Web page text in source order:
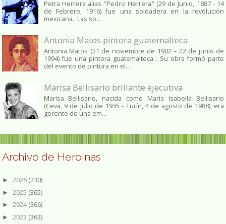
Petra Herrera alias "Pedro Herrera" (29 de Junio, 1887 - 14
de Febrero, 1916) fue una soldadera en la revolución
mexicana. Las so...
Antonia Matos pintora guatemalteca
Antonia Matos (21 de noviembre de 1902 – 22 de junio de
1994) fue una pintora guatemalteca . Su obra formó parte
del evento de pintura en el...
Marisa Bellisario brillante ejecutiva
Marisa Bellisario, nacida como Maria Isabella Bellisario
(Ceva, 9 de julio de 1935 - Turín, 4 de agosto de 1988), era
gerente de una em...
Archivo de Heroinas
► 2026 (230)
► 2025 (365)
► 2024(366)
► 2023 (363)